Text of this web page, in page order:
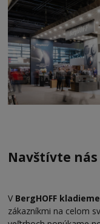
Navštívte nás
V BergHOFF kladieme
zákazníkmi na celom